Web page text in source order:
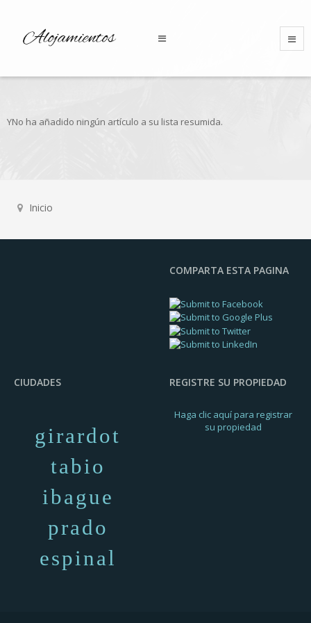
YNo ha añadido ningún artículo a su lista resumida.
Inicio
COMPARTA ESTA PAGINA
CIUDADES
girardot
tabio
ibague
prado
espinal
REGISTRE SU PROPIEDAD
Haga clic aquí para registrar
su propiedad